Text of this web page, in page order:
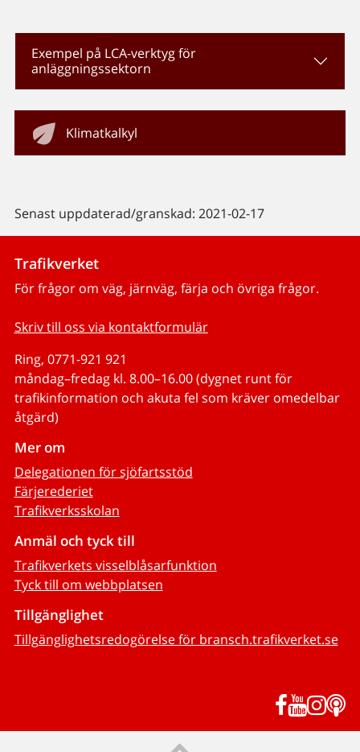
Exempel på LCA-verktyg för
anläggningssektorn
Klimatkalkyl
Senast uppdaterad/granskad: 2021-02-17
Trafikverket
För frågor om väg, järnväg, färja och övriga frågor.
Skriv till oss via kontaktformulär
Ring, 0771-921 921
måndag–fredag kl. 8.00–16.00 (dygnet runt för
trafikinformation och akuta fel som kräver omedelbar
åtgärd)
Mer om
Delegationen för sjöfartsstöd
Färjerederiet
Trafikverksskolan
Anmäl och tyck till
Trafikverkets visselblåsarfunktion
Tyck till om webbplatsen
Tillgänglighet
Tillgänglighetsredogörelse för bransch.trafikverket.se
Facebook
YouTube